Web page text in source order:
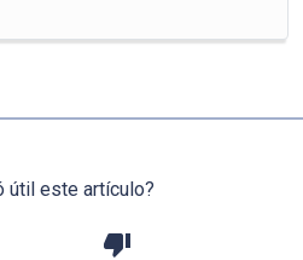
útil este artículo?
thumb_down